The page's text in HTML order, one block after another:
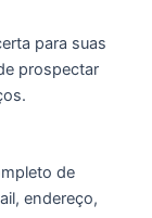
para suas
prospectar
de
endereço,